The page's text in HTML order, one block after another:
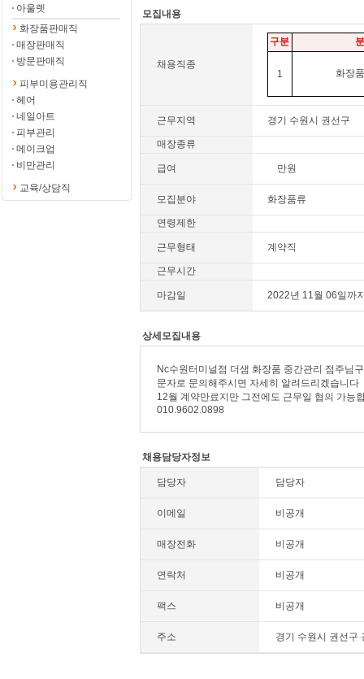
아울렛
화장품판매직
매장판매직
방문판매직
피부미용관리직
헤어
네일아트
피부관리
메이크업
비만관리
교육/상담직
모집내용
채용직종
구분
1 화장
근무지역 경기 수원시 권선구
매장종류
급여 만원
모집분야 화장품류
연령제한
근무형태 계약직
근무시간
마감일 2022년 11월 06일까
상세모집내용
Nc수원터미널점 더샘 화장품 중간관리 점주님
​​​문자로 문의해주시면 자세히 알려드리겠습니다
12월 계약만료지만 그전에도 근무일 협의 가능
010.9602.0898
채용담당자정보
담당자 담당자
이메일 비공개
매장전화 비공개
연락처 비공개
팩스 비공개
주소 경기 수원시 권선구